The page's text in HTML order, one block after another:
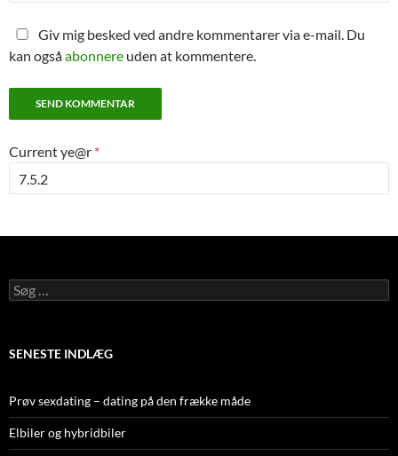
Giv mig besked ved andre kommentarer via e-mail. Du
kan ogsåabonnere uden at kommentere.
Current ye@r *
Søg
efter:
SENESTE INDLÆG
Prøv sexdating – dating på den frække måde
Elbiler og hybridbiler